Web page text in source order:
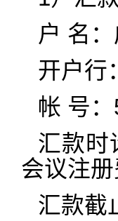
户 名
开户行
帐 号
汇款时
会议注
汇款截